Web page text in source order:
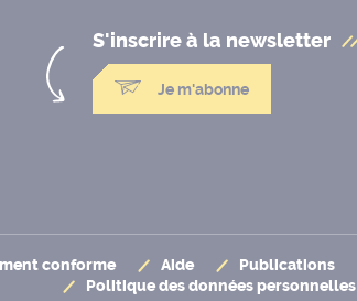
S'inscrire à la newsletter
Je m'abonne
conforme Aide Publications
Politique des données personnelles